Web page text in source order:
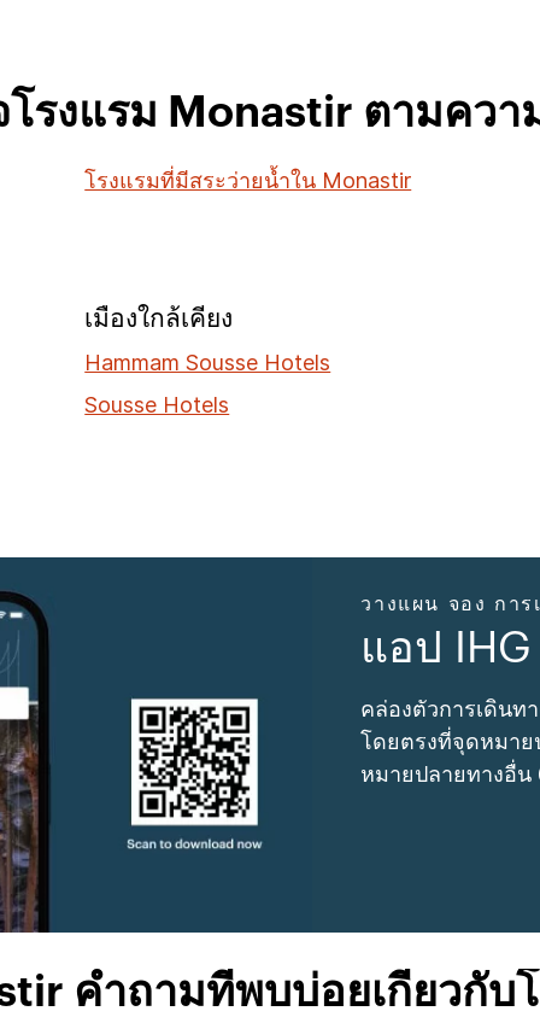
โรงแรม Monastir ตามควา
โรงแรมที่มีสระว่ายน้ำใน Monastir
เมืองใกล้เคียง
Hammam Sousse Hotels
Sousse Hotels
วางแผน จอง กา
แอป
คล่องตัวการเดินท
โดยตรงที่จุดหมาย
หมายปลายทางอื่น
คำถามที่พบบ่อยเกี่ยวกับ